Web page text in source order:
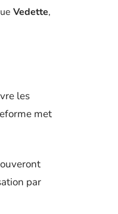
Vedette,
les
met
par